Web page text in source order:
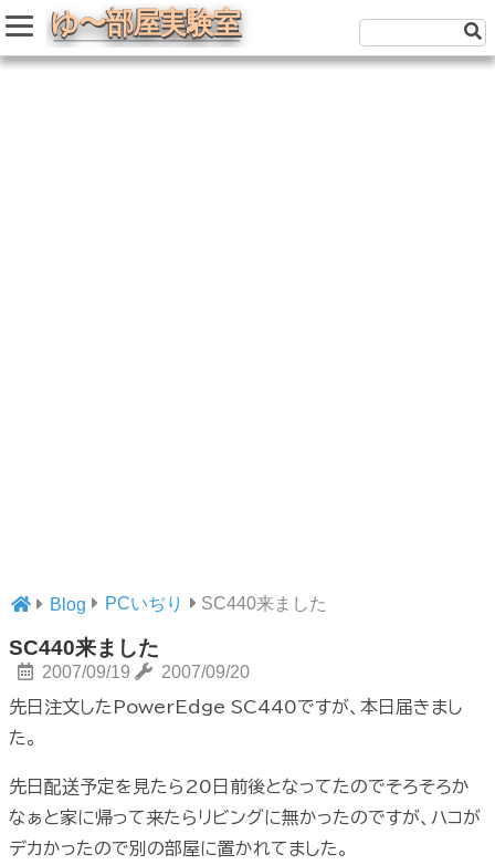
Blog PCいぢり SC440来ました
SC440来ました
2007/09/19 2007/09/20
先日注文したPowerEdge SC440ですが、本日届きまし
た。
先日配送予定を見たら20日前後となってたのでそろそろか
なぁと家に帰って来たらリビングに無かったのですが、ハコが
デカかったので別の部屋に置かれてました。